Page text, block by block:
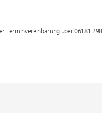
Terminvereinbarung über 06181